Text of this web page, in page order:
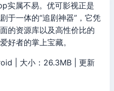
实属不易。优可影视正是
于一体的“追剧神器”，它凭
的资源库以及高性价比的
好者的掌上宝藏。
| 大小：26.3MB | 更新